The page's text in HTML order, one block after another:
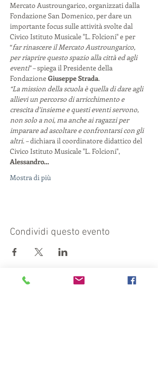
Mercato Austroungarico, organizzati dalla
Fondazione San Domenico, per dare un
importante focus sulle attività svolte dal
Civico Istituto Musicale "L. Folcioni" e per
“far rinascere il Mercato Austroungarico,
per riaprire questo spazio alla città ed agli
eventi” – spiega il Presidente della
Fondazione Giuseppe Strada.
“La mission della scuola è quella di dare agli
allievi un percorso di arricchimento e
crescita d’insieme e questi eventi servono,
non solo a noi, ma anche ai ragazzi per
imparare ad ascoltare e confrontarsi con gli
altri. – dichiara il coordinatore didattico del
Civico Istituto Musicale "L. Folcioni",
Alessandro…
Mostra di più
Condividi questo evento